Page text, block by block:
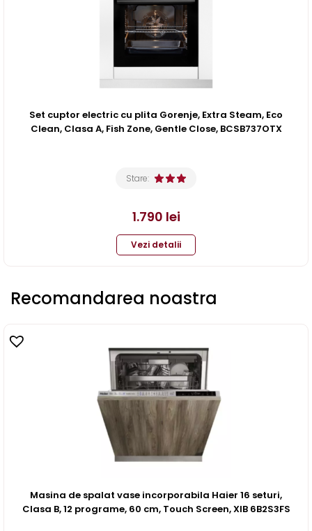
Set cuptor electric cu plita Gorenje, Extra Steam, Eco
Clean, Clasa A, Fish Zone, Gentle Close, BCSB737OTX
Stare:
1.790 lei
Vezi detalii
Recomandarea noastra
Masina de spalat vase incorporabila Haier 16 seturi,
Clasa B, 12 programe, 60 cm, Touch Screen, XIB 6B2S3FS